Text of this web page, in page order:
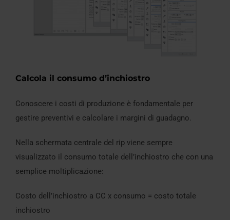
Calcola il consumo d’inchiostro
Conoscere i costi di produzione è fondamentale per
gestire preventivi e calcolare i margini di guadagno.
Nella schermata centrale del rip viene sempre
visualizzato il consumo totale dell’inchiostro che con una
semplice moltiplicazione:
Costo dell’inchiostro a CC x consumo = costo totale
inchiostro